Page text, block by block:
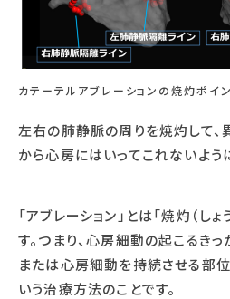
カテーテルアブレーションの焼灼ポイン
左右の肺静脈の周りを焼灼して
から心房にはいってこれないよう
「アブレーション」とは「焼灼（しょ
す。つまり、心房細動の起こるき
または心房細動を持続させる部
いう治療方法のことです。